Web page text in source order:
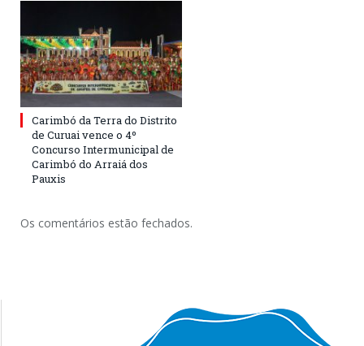
Carimbó da Terra do Distrito
de Curuai vence o 4º
Concurso Intermunicipal de
Carimbó do Arraiá dos
Pauxis
Os comentários estão fechados.